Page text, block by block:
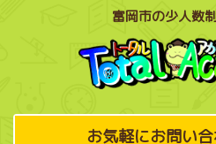
富岡市の少人数
お気軽にお問い